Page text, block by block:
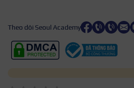
Theo dõi Seoul Academy